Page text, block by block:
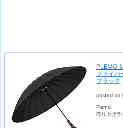
PLEMO
ファイバ
ブラック
posted on
Plemo
売り上げ